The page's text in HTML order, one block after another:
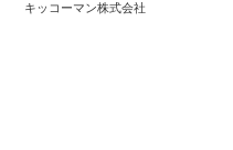
キッコーマン株式会社